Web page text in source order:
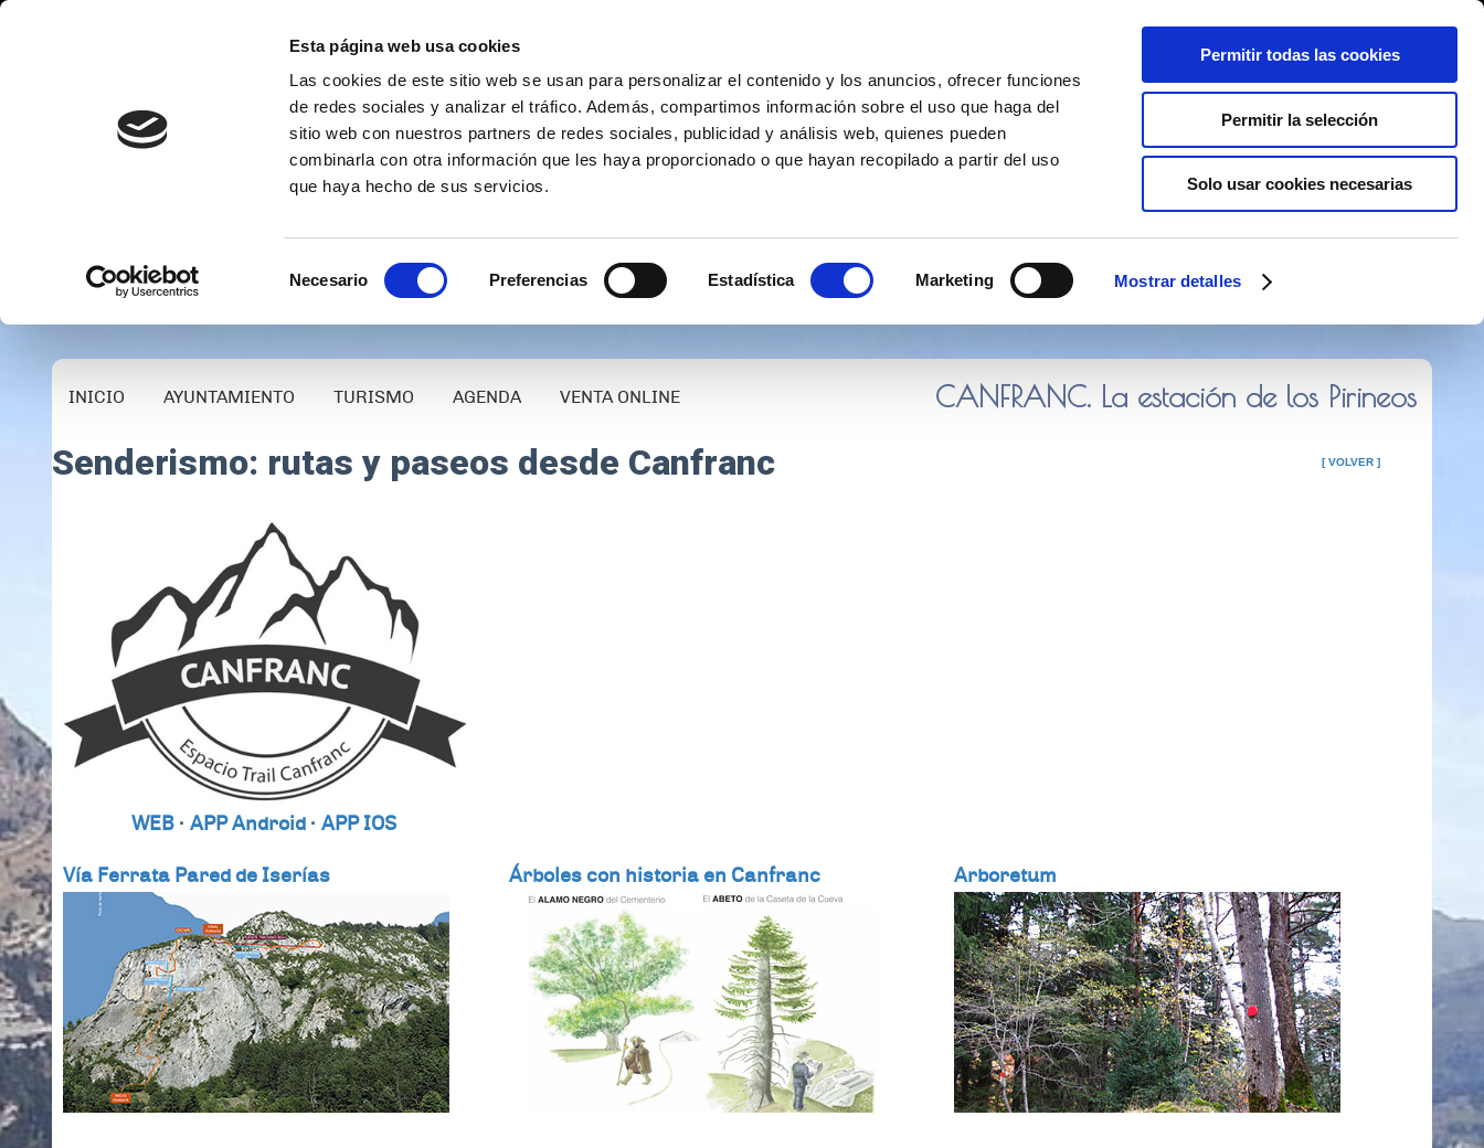
Esta página web usa cookies
Las cookies de este sitio web se usan para personalizar el contenido y los anuncios, ofrecer funciones
de redes sociales y analizar el tráfico. Además, compartimos información sobre el uso que haga del
sitio web con nuestros partners de redes sociales, publicidad y análisis web, quienes pueden
combinarla con otra información que les haya proporcionado o que hayan recopilado a partir del uso
que haya hecho de sus servicios.
Necesario Preferencias Estadística Marketing Mostrar detalles
Permitir todas las cookies
Permitir la selección
Solo usar cookies necesarias
INICIO AYUNTAMIENTO TURISMO AGENDA VENTA ONLINE CANFRANC. La estación de los Pirineos
Senderismo: rutas y paseos desde Canfranc [ VOLVER ]
WEB ·APP Android ·APP IOS
Vía Ferrata Pared de Iserías Árboles con historia en Canfranc Arboretum